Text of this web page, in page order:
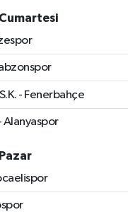
- Fenerbahçe
Alanyaspor